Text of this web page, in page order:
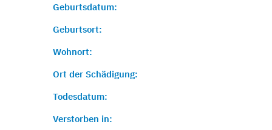
Geburtsdatum:
Geburtsort:
Wohnort:
Ort der Schädigung:
Todesdatum:
Verstorben in: